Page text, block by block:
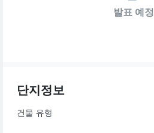
발표 예정
단지정보
건물 유형